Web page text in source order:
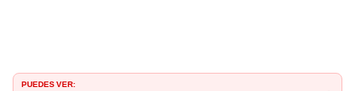
PUEDES VER: